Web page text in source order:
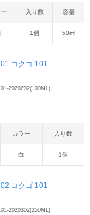
ー 入り数 容量
1個 50ml
コクゴ 101-
2020202(100ML)
カラー 入り数
白 1個
コクゴ 101-
2020302(250ML)